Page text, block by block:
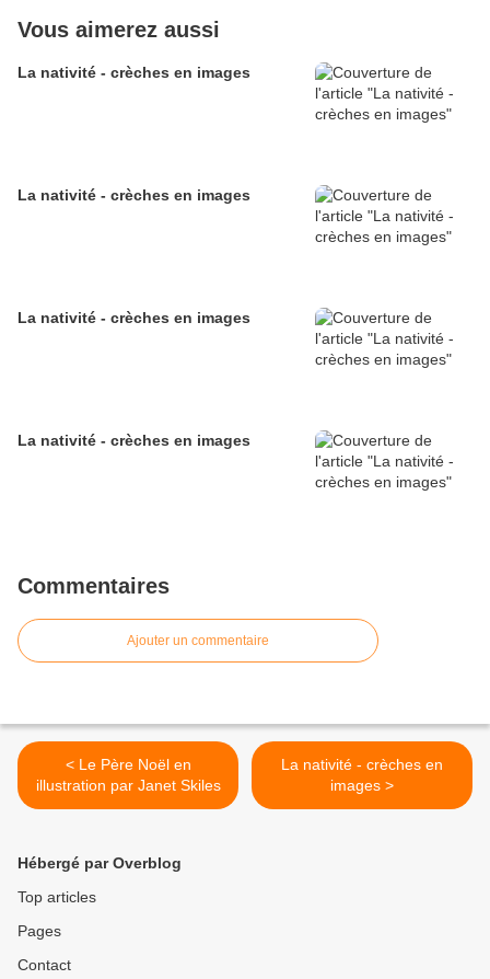
Vous aimerez aussi
La nativité - crèches en images
La nativité - crèches en images
La nativité - crèches en images
La nativité - crèches en images
Commentaires
Ajouter un commentaire
< Le Père Noël en
illustration par Janet Skiles
La nativité - crèches en
images >
Hébergé par Overblog
Top articles
Pages
Contact